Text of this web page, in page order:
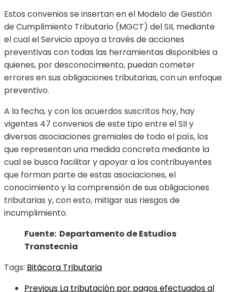
Estos convenios se insertan en el Modelo de Gestión
de Cumplimiento Tributario (MGCT) del SII, mediante
el cual el Servicio apoya a través de acciones
preventivas con todas las herramientas disponibles a
quienes, por desconocimiento, puedan cometer
errores en sus obligaciones tributarias, con un enfoque
preventivo.
A la fecha, y con los acuerdos suscritos hoy, hay
vigentes 47 convenios de este tipo entre el SII y
diversas asociaciones gremiales de todo el país, los
que representan una medida concreta mediante la
cual se busca facilitar y apoyar a los contribuyentes
que forman parte de estas asociaciones, el
conocimiento y la comprensión de sus obligaciones
tributarias y, con esto, mitigar sus riesgos de
incumplimiento.
Fuente: Departamento de Estudios
Transtecnia
Tags: Bitácora Tributaria
Previous La tributación por pagos efectuados al